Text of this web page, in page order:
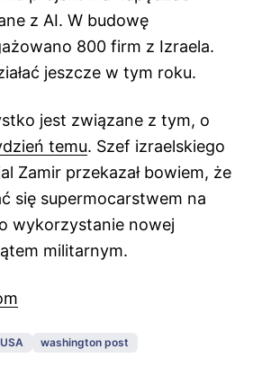
z AI. W budowę
800 firm z Izraela.
jeszcze w tym roku.
jest związane z tym, o
temu. Szef izraelskiego
Zamir przekazał bowiem, że
się supermocarstwem na
wykorzystanie nowej
militarnym.
USA washington post